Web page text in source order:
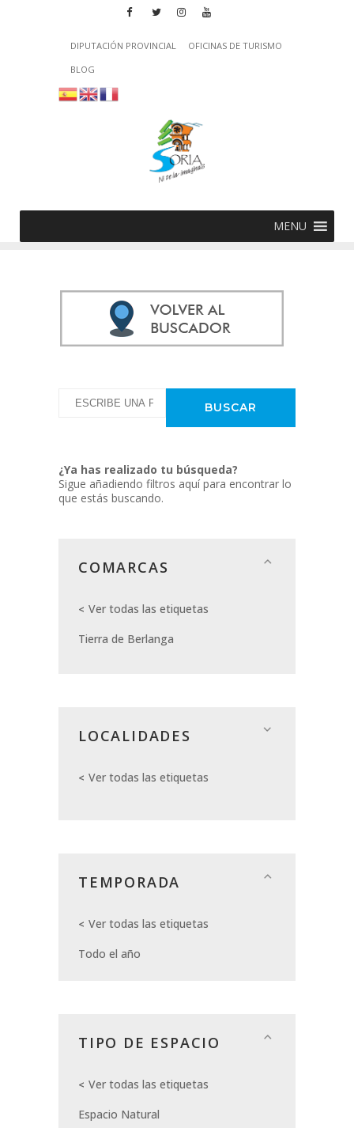
DIPUTACIÓN PROVINCIAL
OFICINAS DE TURISMO
BLOG
MENU
¿Ya has realizado tu búsqueda?
Sigue añadiendo filtros aquí para encontrar lo
que estás buscando.
COMARCAS
Ver todas las etiquetas
Tierra de Berlanga
LOCALIDADES
Ver todas las etiquetas
TEMPORADA
Ver todas las etiquetas
Todo el año
TIPO DE ESPACIO
Ver todas las etiquetas
Espacio Natural